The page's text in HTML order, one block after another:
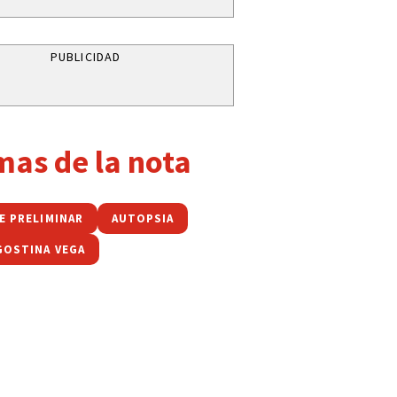
PUBLICIDAD
de la nota
PRELIMINAR AUTOPSIA
VEGA